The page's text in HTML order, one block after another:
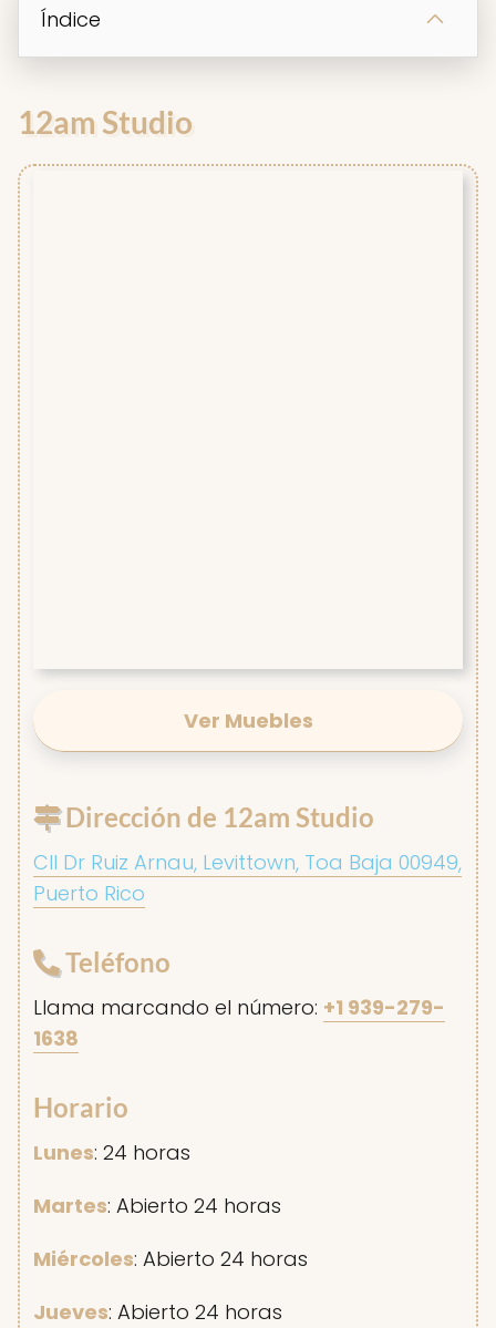
Índice
12am Studio
Ver Muebles
Dirección de 12am Studio
Cll Dr Ruiz Arnau, Levittown, Toa Baja 00949,
Puerto Rico
Teléfono
Llama marcando el número: +1 939-279-
1638
Horario
Lunes: 24 horas
Martes: Abierto 24 horas
Miércoles: Abierto 24 horas
Jueves: Abierto 24 horas